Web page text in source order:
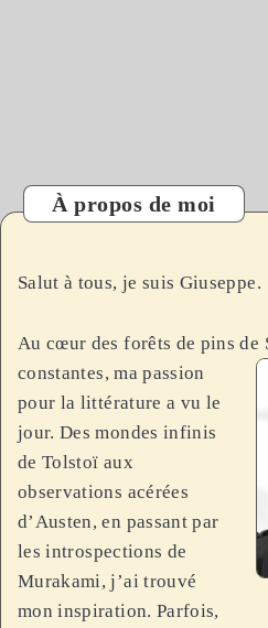
À propos de moi
Salut à tous, je suis Giuseppe.
Au cœur des forêts de pins de
constantes, ma passion
pour la littérature a vu le
jour. Des mondes infinis
de Tolstoï aux
observations acérées
d’Austen, en passant par
les introspections de
Murakami, j’ai trouvé
mon inspiration. Parfois,